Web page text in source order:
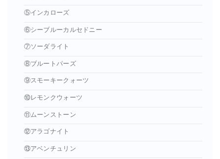
⑤インカローズ
⑥シーブルーカルセドニー
⑦ソーダライト
⑧ブルートパーズ
⑨スモーキークォーツ
⑩レモンクウォーツ
⑪ムーンストーン
⑫アラゴナイト
⑬アベンチュリン